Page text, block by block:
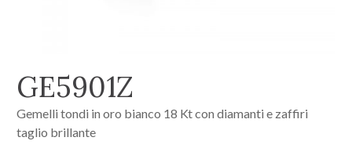
GE5901Z
Gemelli tondi in oro bianco 18 Kt con diamanti e zaffiri
taglio brillante